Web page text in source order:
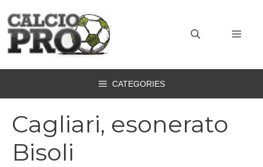
contenuto
CATEGORIES
Cagliari, esonerato
Bisoli